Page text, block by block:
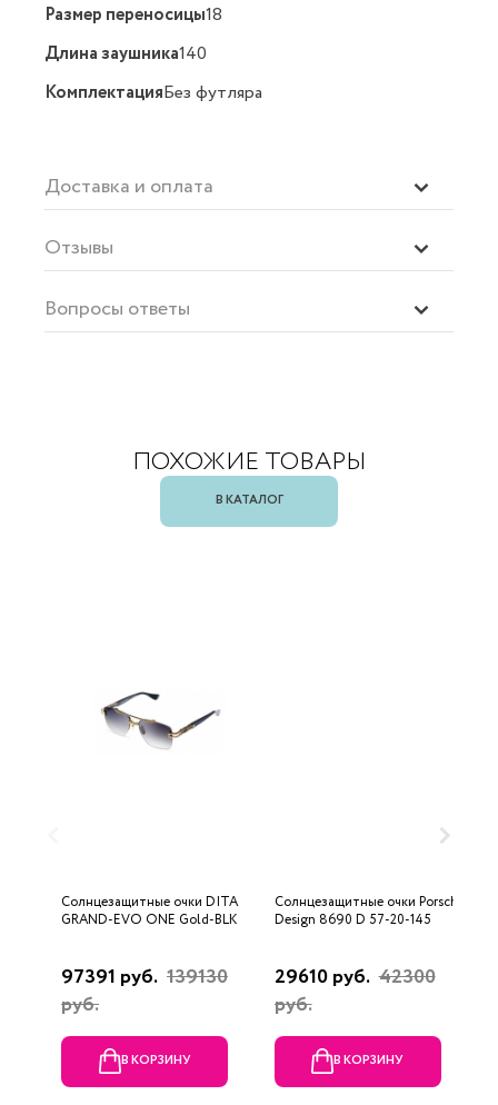
Размер переносицы18
Длина заушника140
КомплектацияБез футляра
Доставка и оплата
Отзывы
Вопросы ответы
ПОХОЖИЕ ТОВАРЫ
В КАТАЛОГ
Солнцезащитные очки DITA
GRAND-EVO ONE Gold-BLK
97391 руб. 139130
руб.
В КОРЗИНУ
Солнцезащитные очки Porsche
Design 8690 D 57-20-145
29610 руб. 42300
руб.
В КОРЗИНУ